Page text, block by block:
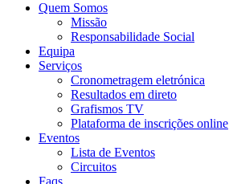
Quem Somos
Missão
Responsabilidade Social
Equipa
Serviços
Cronometragem eletrónica
Resultados em direto
Grafismos TV
Plataforma de inscrições online
Eventos
Lista de Eventos
Circuitos
Faqs